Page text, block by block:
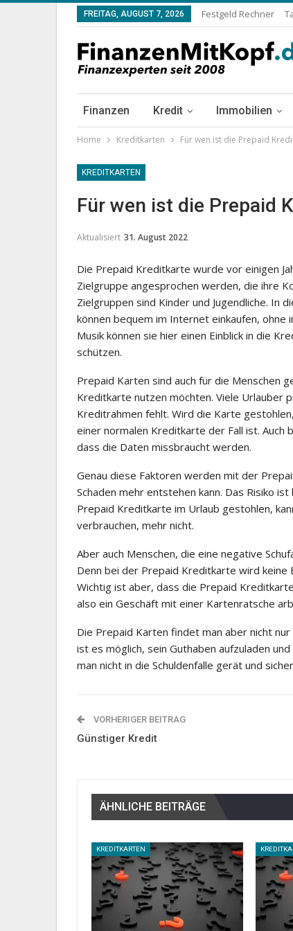
FREITAG, AUGUST 7, 2026 Festgeld Rechner
Finanzen Kredit Immobilien
Home Kreditkarten Für wen ist die Prepaid
KREDITKARTEN
Für wen ist die Prepaid
Aktualisiert 31. August 2022
Die Prepaid Kreditkarte wurde vor einigen
Zielgruppe angesprochen werden, die ihre
Zielgruppen sind Kinder und Jugendliche. In
können bequem im Internet einkaufen, ohne
Musik können sie hier einen Einblick in die
schützen.
Prepaid Karten sind auch für die Menschen
Kreditkarte nutzen möchten. Viele
Kreditrahmen fehlt. Wird die Karte
einer normalen Kreditkarte der Fall ist. Auch
dass die Daten missbraucht werden.
Genau diese Faktoren werden mit der
Schaden mehr entstehen kann. Das Risiko
Prepaid Kreditkarte im Urlaub gestohlen,
verbrauchen, mehr nicht.
Aber auch Menschen, die eine negative
Denn bei der Prepaid Kreditkarte wird keine
Wichtig ist aber, dass die Prepaid
also ein Geschäft mit einer Kartenratsche
Die Prepaid Karten findet man aber nicht
ist es möglich, sein Guthaben aufzuladen
man nicht in die Schuldenfalle gerät und
VORHERIGER BEITRAG
Günstiger Kredit
ÄHNLICHE BEITRÄGE
KREDITKARTEN